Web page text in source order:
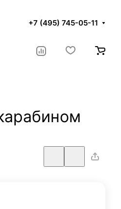
+7 (495) 745-05-11